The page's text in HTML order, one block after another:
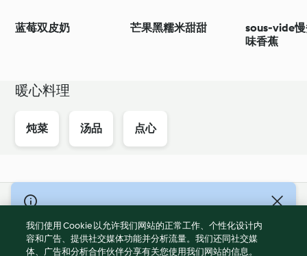
蓝莓双皮奶 芒果黑糯米甜甜
sous-vide
味香蕉
暖心料理
炖菜 汤品 点心
© Copyright 2021-2023 福维克信息科技(上海)有限公司 版权所有
2026
使用规定
我们使用 Cookie 以允许我们网站的正常工作、个性化设计内
容和广告、提供社交媒体功能并分析流量。我们还同社交媒
体、广告和分析合作伙伴分享有关您使用我们网站的信息。